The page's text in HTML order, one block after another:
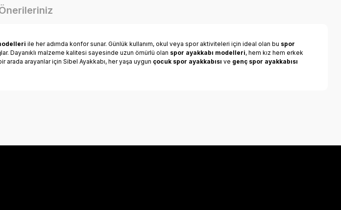
ile her adımda konfor sunar. Günlük kullanım, okul veya spor aktiviteleri için ideal olan bu spor
Dayanıklı malzeme kalitesi sayesinde uzun ömürlü olan spor ayakkabı modelleri, hem kız hem erkek
arada arayanlar için Sibel Ayakkabı, her yaşa uygun çocuk spor ayakkabısı ve genç spor ayakkabısı